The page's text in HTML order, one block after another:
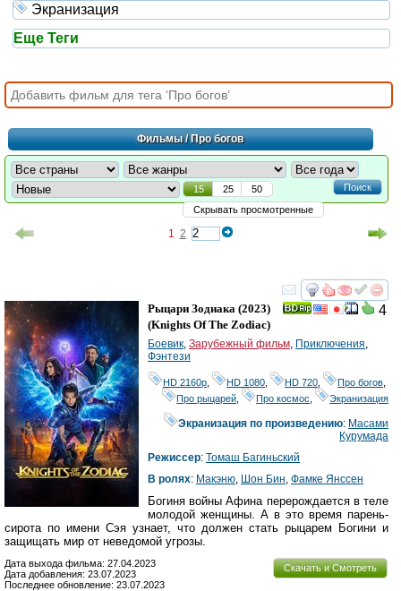
Экранизация
Еще Теги
Фильмы/ Про богов
Поиск
15 25
50
Скрывать просмотренные
1 2
смотреть
4
Рыцари Зодиака (2023)
(Knights Of The Zodiac)
Боевик, Зарубежный фильм, Приключения,
Фэнтези
HD 2160р HD 1080 HD 720 Про богов
Про рыцарей
Про космос Экранизация
Экранизация по произведению: Масами
Курумада
Режиссер: Томаш Багиньский
В ролях: Макэню, Шон Бин, Фамке Янссен
Богиня войны Афина перерождается в теле
молодой женщины. А в это время парень-
сирота по имени Сэя узнает, что должен стать рыцарем Богини и
защищать мир от неведомой угрозы.
Скачать и Смотреть
Дата выхода фильма: 27.04.2023
Дата добавления: 23.07.2023
Последнее обновление: 23.07.2023